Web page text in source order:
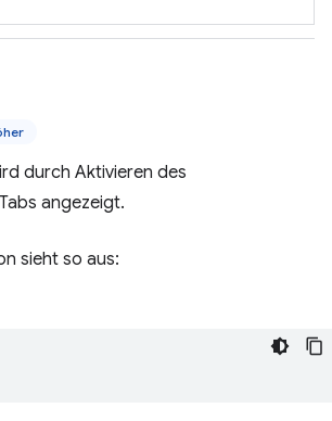
durch Aktivieren des
angezeigt.
sieht so aus: